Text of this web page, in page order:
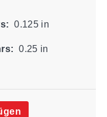
0.125 in
0.25 in